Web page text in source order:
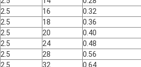
2.5 16 0.32
2.5 18 0.36
2.5 20 0.40
2.5 24 0.48
2.5 28 0.56
2.5 32 0.64